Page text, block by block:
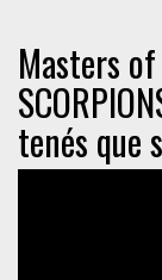
Masters
tenés que